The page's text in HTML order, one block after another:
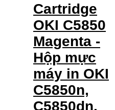
Cartridge
OKI C5850
Magenta -
Hộp mực
máy in OKI
C5850n,
C5850dn,